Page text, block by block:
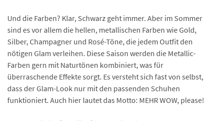
Und die Farben? Klar, Schwarz geht immer. Aber im Sommer
sind es vor allem die hellen, metallischen Farben wie Gold,
Silber, Champagner und Rosé-Töne, die jedem Outfit den
nötigen Glam verleihen. Diese Saison werden die Metallic-
Farben gern mit Naturtönen kombiniert, was für
überraschende Effekte sorgt. Es versteht sich fast von selbst,
dass der Glam-Look nur mit den passenden Schuhen
funktioniert. Auch hier lautet das Motto: MEHR WOW, please!